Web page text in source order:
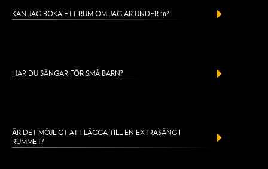
KAN JAG BOKA ETT RUM OM JAG ÄR UNDER 18?
HAR DU SÄNGAR FÖR SMÅ BARN?
ÄR DET MÖJLIGT ATT LÄGGA TILL EN EXTRASÄNG I
RUMMET?